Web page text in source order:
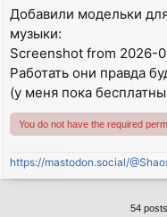
s
t
Добавили модельки
музыки:
Screenshot from 2026-
Работать они правда
(у меня пока
You do not have the required
https://mastodon.social/
54 posts